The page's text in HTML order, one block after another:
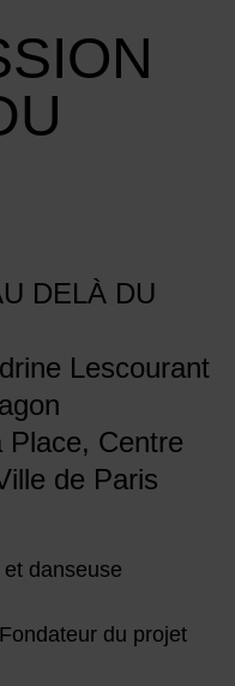
DELÀ DU
Lescourant
Place, Centre
de Paris
danseuse
du projet